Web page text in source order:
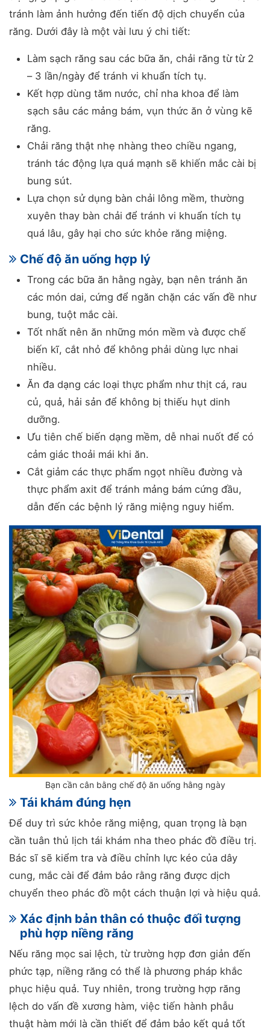
tránh làm ảnh hưởng đến tiến độ dịch chuyển của
răng. Dưới đây là một vài lưu ý chi tiết:
Làm sạch răng sau các bữa ăn, chải răng từ từ 2
– 3 lần/ngày để tránh vi khuẩn tích tụ.
Kết hợp dùng tăm nước, chỉ nha khoa để làm
sạch sâu các mảng bám, vụn thức ăn ở vùng kẽ
răng.
Chải răng thật nhẹ nhàng theo chiều ngang,
tránh tác động lựa quá mạnh sẽ khiến mắc cài bị
bung sút.
Lựa chọn sử dụng bàn chải lông mềm, thường
xuyên thay bàn chải để tránh vi khuẩn tích tụ
quá lâu, gây hại cho sức khỏe răng miệng.
Chế độ ăn uống hợp lý
Trong các bữa ăn hằng ngày, bạn nên tránh ăn
các món dai, cứng để ngăn chặn các vấn đề như
bung, tuột mắc cài.
Tốt nhất nên ăn những món mềm và được chế
biến kĩ, cắt nhỏ để không phải dùng lực nhai
nhiều.
Ăn đa dạng các loại thực phẩm như thịt cá, rau
củ, quả, hải sản để không bị thiếu hụt dinh
dưỡng.
Ưu tiên chế biến dạng mềm, dễ nhai nuốt để có
cảm giác thoải mái khi ăn.
Cắt giảm các thực phẩm ngọt nhiều đường và
thực phẩm axit để tránh mảng bám cứng đầu,
dẫn đến các bệnh lý răng miệng nguy hiểm.
Bạn cần cân bằng chế độ ăn uống hằng ngày
Tái khám đúng hẹn
Để duy trì sức khỏe răng miệng, quan trọng là bạn
cần tuân thủ lịch tái khám nha theo phác đồ điều trị.
Bác sĩ sẽ kiểm tra và điều chỉnh lực kéo của dây
cung, mắc cài để đảm bảo rằng răng được dịch
chuyển theo phác đồ một cách thuận lợi và hiệu quả.
Xác định bản thân có thuộc đối tượng
phù hợp niềng răng
Nếu răng mọc sai lệch, từ trường hợp đơn giản đến
phức tạp, niềng răng có thể là phương pháp khắc
phục hiệu quả. Tuy nhiên, trong trường hợp răng
lệch do vấn đề xương hàm, việc tiến hành phẫu
thuật hàm mới là cần thiết để đảm bảo kết quả tốt